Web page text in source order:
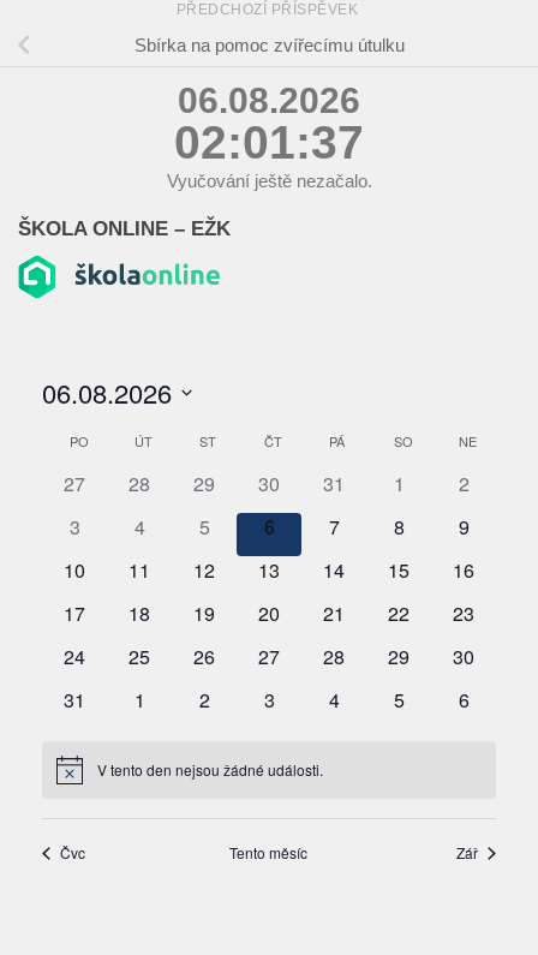
PŘEDCHOZÍ PŘÍSPĚVEK
Sbírka na pomoc zvířecímu útulku
06.08.2026
02:01:37
Vyučování ještě nezačalo.
ŠKOLA ONLINE – EŽK